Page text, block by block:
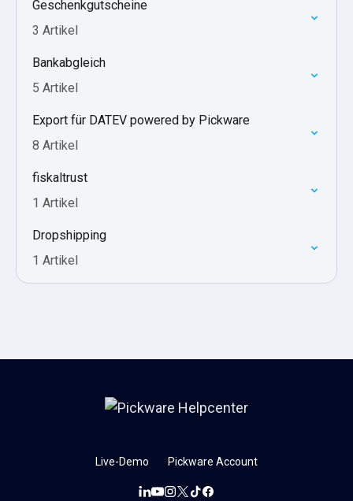
Geschenkgutscheine
3 Artikel
Bankabgleich
5 Artikel
Export für DATEV powered by Pickware
8 Artikel
fiskaltrust
1 Artikel
Dropshipping
1 Artikel
Live-Demo Pickware Account